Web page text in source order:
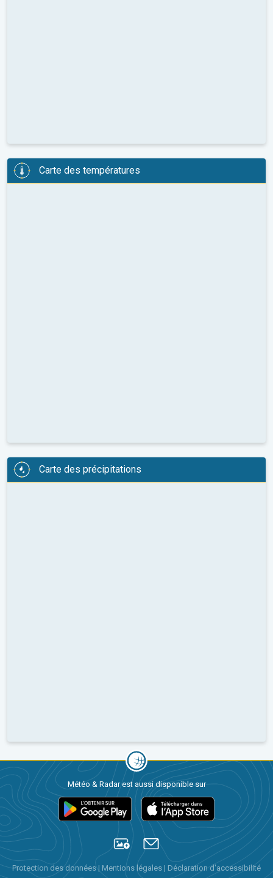
Carte des températures
Carte des précipitations
Météo & Radar est aussi disponible sur
Protection des données| Mentions légales | Déclaration d'accessibilité